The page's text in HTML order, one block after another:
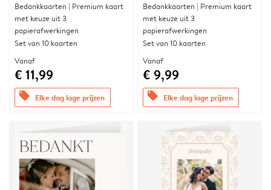
Bedankkaarten | Premium kaart
met keuze uit 3
papierafwerkingen
Set van 10 kaarten
Vanaf
€ 11,99
offers Elke dag lage prijzen
Bedankkaarten | Premium kaart
met keuze uit 3
papierafwerkingen
Set van 10 kaarten
Vanaf
€ 9,99
offers Elke dag lage prijzen